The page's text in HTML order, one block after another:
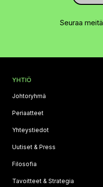
Seuraa meitä
YHTIÖ
Johtoryhmä
Periaatteet
Yhteystiedot
Uutiset & Press
Filosofia
Tavoitteet & Strategia